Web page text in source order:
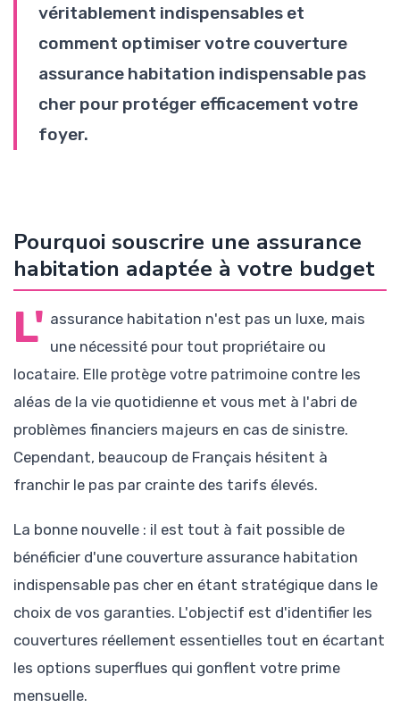
véritablement indispensables et
comment optimiser votre couverture
assurance habitation indispensable pas
cher pour protéger efficacement votre
foyer.
Pourquoi souscrire une assurance
habitation adaptée à votre budget
L' assurance habitation n'est pas un luxe, mais
une nécessité pour tout propriétaire ou
locataire. Elle protège votre patrimoine contre les
aléas de la vie quotidienne et vous met à l'abri de
problèmes financiers majeurs en cas de sinistre.
Cependant, beaucoup de Français hésitent à
franchir le pas par crainte des tarifs élevés.
La bonne nouvelle : il est tout à fait possible de
bénéficier d'une couverture assurance habitation
indispensable pas cher en étant stratégique dans le
choix de vos garanties. L'objectif est d'identifier les
couvertures réellement essentielles tout en écartant
les options superflues qui gonflent votre prime
mensuelle.